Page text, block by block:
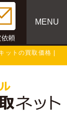
MENU
ットの買取価格 |